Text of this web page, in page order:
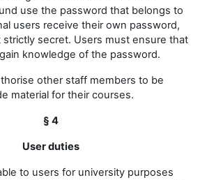
use the password that belongs to
users receive their own password,
secret. Users must ensure that
knowledge of the password.
other staff members to be
material for their courses.
§ 4
User duties
to users for university purposes